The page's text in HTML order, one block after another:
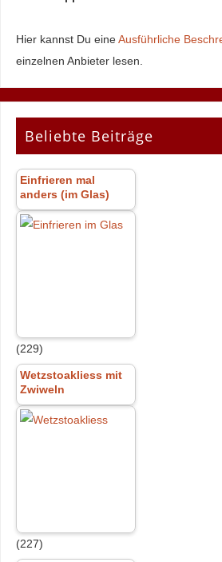
Hier kannst Du eineAusführliche
einzelnen Anbieter lesen.
Beliebte Beiträge
Einfrieren mal
anders (im Glas)
(229)
Wetzstoakliess mit
Zwiweln
(227)